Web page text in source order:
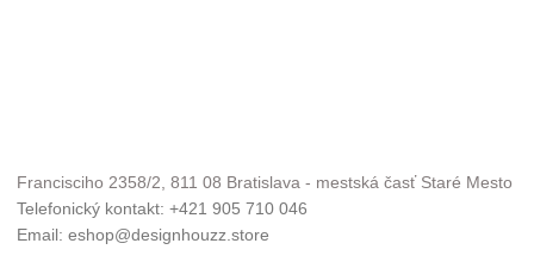
Francisciho 2358/2, 811 08 Bratislava - mestská časť Staré Mesto
Telefonický kontakt: +421 905 710 046
Email: eshop@designhouzz.store